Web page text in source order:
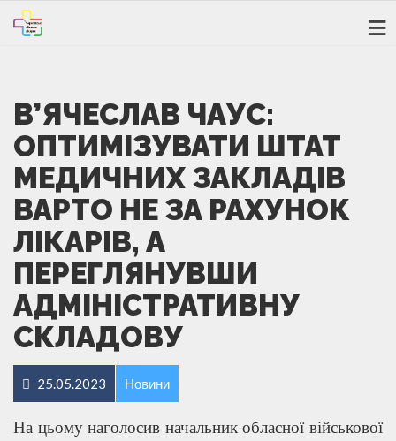
В’ЯЧЕСЛАВ ЧАУС:
ОПТИМІЗУВАТИ ШТАТ
МЕДИЧНИХ ЗАКЛАДІВ
ВАРТО НЕ ЗА РАХУНОК
ЛІКАРІВ, А
ПЕРЕГЛЯНУВШИ
АДМІНІСТРАТИВНУ
СКЛАДОВУ
25.05.2023 Новини
На цьому наголосив начальник обласної військової